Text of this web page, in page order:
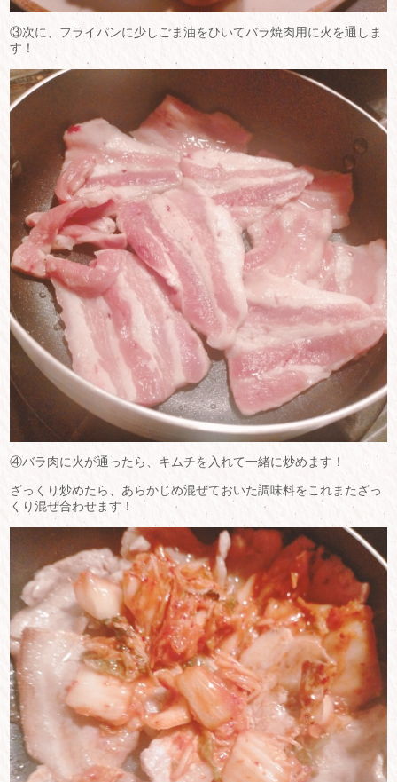
③次に、フライパンに少しごま油をひいてバラ焼肉用に火を通しま
す！
④バラ肉に火が通ったら、キムチを入れて一緒に炒めます！
ざっくり炒めたら、あらかじめ混ぜておいた調味料をこれまたざっ
くり混ぜ合わせます！